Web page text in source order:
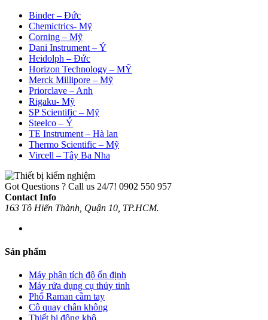
Binder – Đức
Chemictrics- Mỹ
Corning – Mỹ
Dani Instrument – Ý
Heidolph – Đức
Horizon Technology – MỸ
Merck Millipore – Mỹ
Priorclave – Anh
Rigaku- Mỹ
SP Scientific – Mỹ
Steelco – Ý
TE Instrument – Hà lan
Thermo Scientific – Mỹ
Vircell – Tây Ba Nha
Got Questions ? Call us 24/7! 0902 550 957
Contact Info
163 Tô Hiến Thành, Quận 10, TP.HCM.
Sản phẩm
Máy phân tích độ ổn định
Máy rửa dụng cụ thủy tinh
Phổ Raman cầm tay
Cô quay chân không